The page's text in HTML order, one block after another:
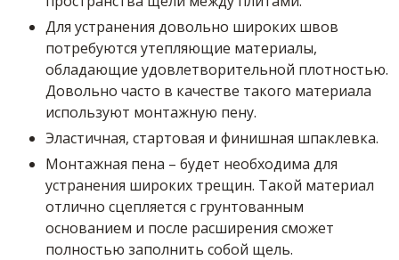
Для устранения довольно широких швов
потребуются утепляющие материалы,
обладающие удовлетворительной плотностью.
Довольно часто в качестве такого материала
используют монтажную пену.
Эластичная, стартовая и финишная шпаклевка.
Монтажная пена – будет необходима для
устранения широких трещин. Такой материал
отлично сцепляется с грунтованным
основанием и после расширения сможет
полностью заполнить собой щель.